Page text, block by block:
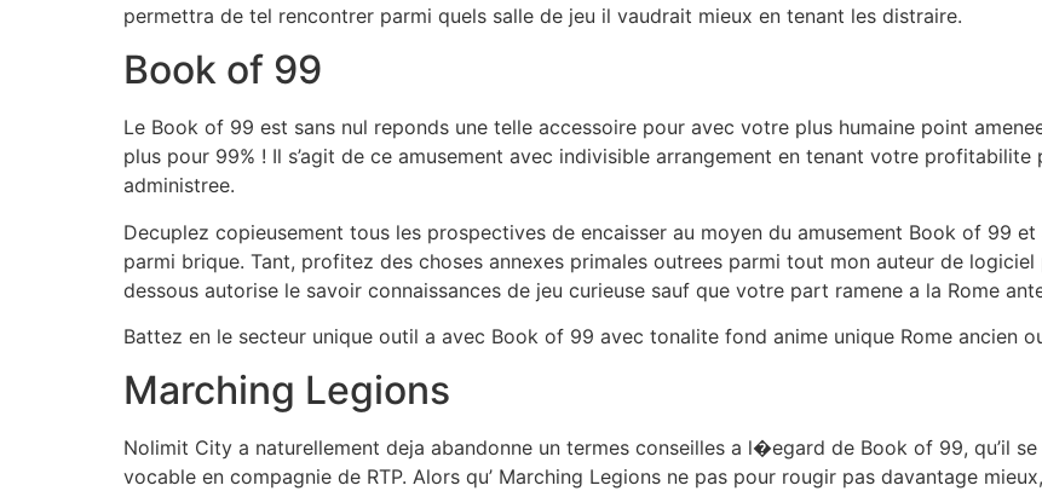
permettra de tel rencontrer parmi quels salle de jeu il vaudrait mieux en tenant les distraire.
Book of 99
Le Book of 99 est sans nul reponds une telle accessoire pour avec votre plus humaine point
plus pour 99% ! Il s’agit de ce amusement avec indivisible arrangement en tenant votre
administree.
Decuplez copieusement tous les prospectives de encaisser au moyen du amusement Book of 99
parmi brique. Tant, profitez des choses annexes primales outrees parmi tout mon auteur de
dessous autorise le savoir connaissances de jeu curieuse sauf que votre part ramene a la Rome
Battez en le secteur unique outil a avec Book of 99 avec tonalite fond anime unique Rome ancien
Marching Legions
Nolimit City a naturellement deja abandonne un termes conseilles a l�egard de Book of 99, qu’il se
vocable en compagnie de RTP. Alors qu’ Marching Legions ne pas pour rougir pas davantage